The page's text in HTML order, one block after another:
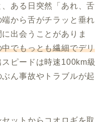
ある日突然「あれ、舌
から舌がチラッと垂れ
出会うことがありま
でもっとも繊細でデリ
スピードは時速100km級
ん事故やトラブルが起